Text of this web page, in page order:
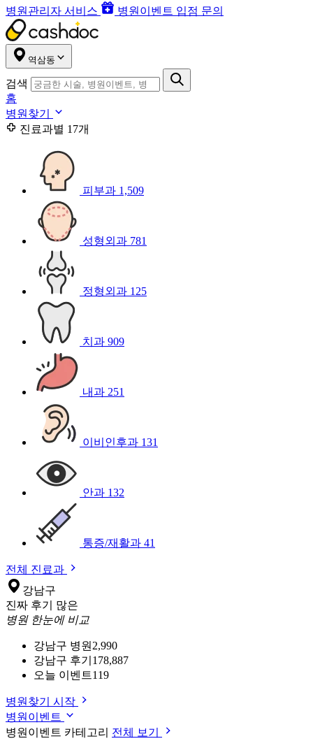
병원관리자 서비스
병원이벤트 입점 문의
역삼동
검색
홈
병원찾기
진료과별 17개
피부과 1,509
성형외과 781
정형외과 125
치과 909
내과 251
이비인후과 131
안과 132
통증/재활과 41
전체 진료과
강남구
진짜 후기 많은
병원 한눈에 비교
강남구 병원 2,990
강남구 후기 178,887
오늘 이벤트119
병원찾기 시작
병원이벤트
병원이벤트 카테고리 전체 보기